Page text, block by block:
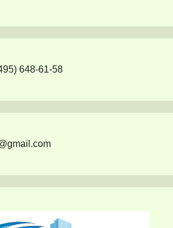
648-61-58